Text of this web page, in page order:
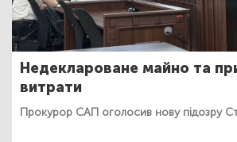
Недеклароване майно та
витрати
Прокурор САП оголосив нову підозру